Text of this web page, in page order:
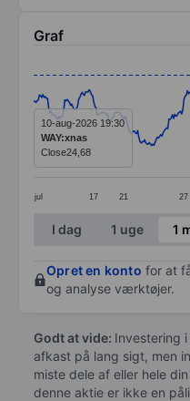
Graf
Line chart with 273
The chart has 1 X
The chart has 1 Y
jul 17 21 27
10-aug-2026 19:30
WAY:xnas
Close24,68
End of interactive
I dag 1 uge 1
Opret en konto for at
og analyse værktøjer.
Godt at vide: Investering
afkast på lang sigt, men
miste dele af eller hele
denne aktie er ikke en